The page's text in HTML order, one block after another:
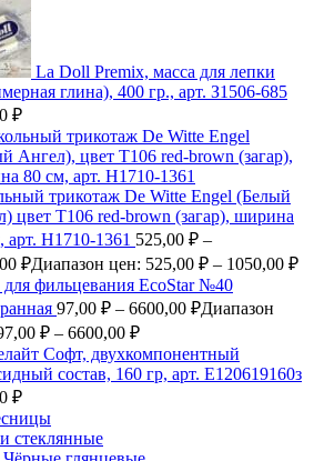
La Doll Premix, масса для лепки
глина), 400 гр., арт. З1506-685
₽
трикотаж De Witte Engel (Белый
цвет Т106 red-brown (загар), ширина
арт. Н1710-1361 525,00 ₽ –
₽Диапазон цен: 525,00 ₽ – 1050,00 ₽
для фильцевания EcoStar №40
97,00 ₽ – 6600,00 ₽Диапазон
₽ – 6600,00 ₽
Софт, двухкомпонентный
состав, 160 гр, арт. Е120619160з
₽
стеклянные